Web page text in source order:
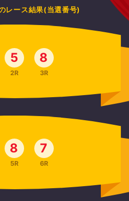
レース結果(当選番号)
5
2R
8
3R
8
5R
7
6R